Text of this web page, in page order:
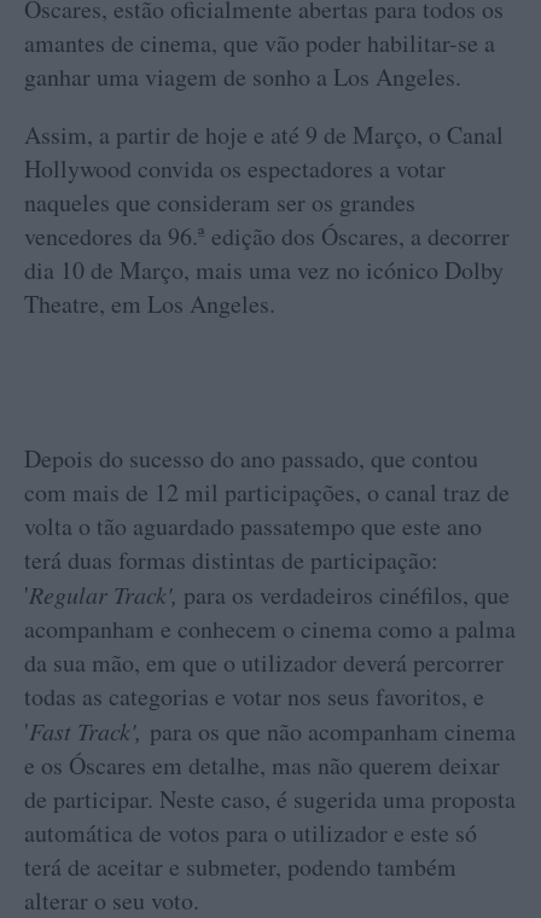
Óscares, estão oficialmente abertas para todos os
amantes de cinema, que vão poder habilitar-se a
ganhar uma viagem de sonho a Los Angeles.
Assim, a partir de hoje e até 9 de Março, o Canal
Hollywood convida os espectadores a votar
naqueles que consideram ser os grandes
vencedores da 96.ª edição dos Óscares, a decorrer
dia 10 de Março, mais uma vez no icónico Dolby
Theatre, em Los Angeles.
Depois do sucesso do ano passado, que contou
com mais de 12 mil participações, o canal traz de
volta o tão aguardado passatempo que este ano
terá duas formas distintas de participação:
'Regular Track', para os verdadeiros cinéfilos, que
acompanham e conhecem o cinema como a palma
da sua mão, em que o utilizador deverá percorrer
todas as categorias e votar nos seus favoritos, e
'Fast Track', para os que não acompanham cinema
e os Óscares em detalhe, mas não querem deixar
de participar. Neste caso, é sugerida uma proposta
automática de votos para o utilizador e este só
terá de aceitar e submeter, podendo também
alterar o seu voto.